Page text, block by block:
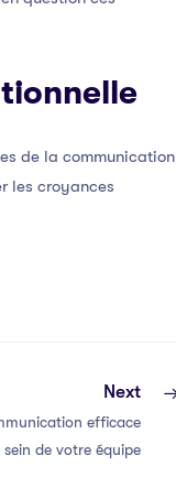
de la communication
les croyances
Next
efficace
sein de votre équipe